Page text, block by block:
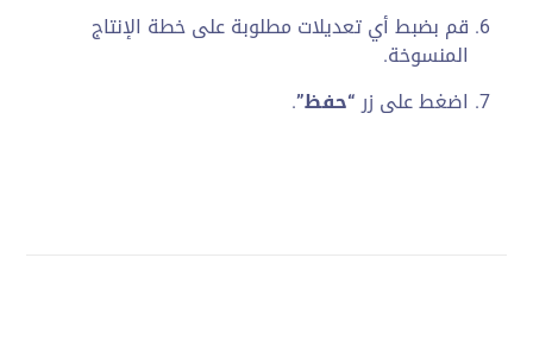
قم بضبط أي تعديلات مطلوبة على خطة الإنتاج
المنسوخة.
اضغط على زر“حفظ”.